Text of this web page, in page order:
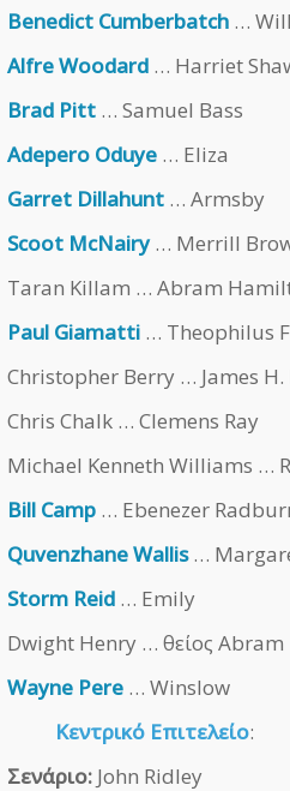
Benedict Cumberbatch …
Alfre Woodard … Harriet
Brad Pitt … Samuel Bass
Adepero Oduye … Eliza
Garret Dillahunt … Armsby
Scoot McNairy… Merrill
Taran Killam … Abram
Paul Giamatti … Theophilus
Christopher Berry … James H.
Chris Chalk … Clemens Ray
Michael Kenneth Williams …
Bill Camp … Ebenezer
Quvenzhane Wallis…
Storm Reid … Emily
Dwight Henry … θείος Abram
Wayne Pere … Winslow
Κεντρικό Επιτελείο:
Σενάριο: John Ridley